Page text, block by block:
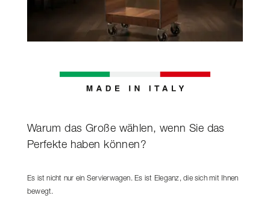
Warum das Große wählen, wenn Sie das
Perfekte haben können?
Es ist nicht nur ein Servierwagen. Es ist Eleganz, die sich mit Ihnen
bewegt.